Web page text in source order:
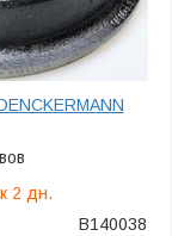
2 дн.
B140038